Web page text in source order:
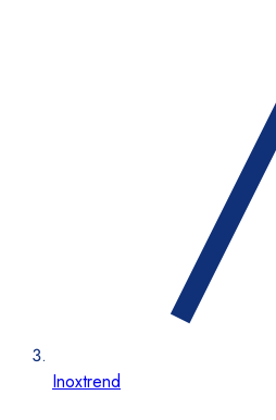
Inoxtrend